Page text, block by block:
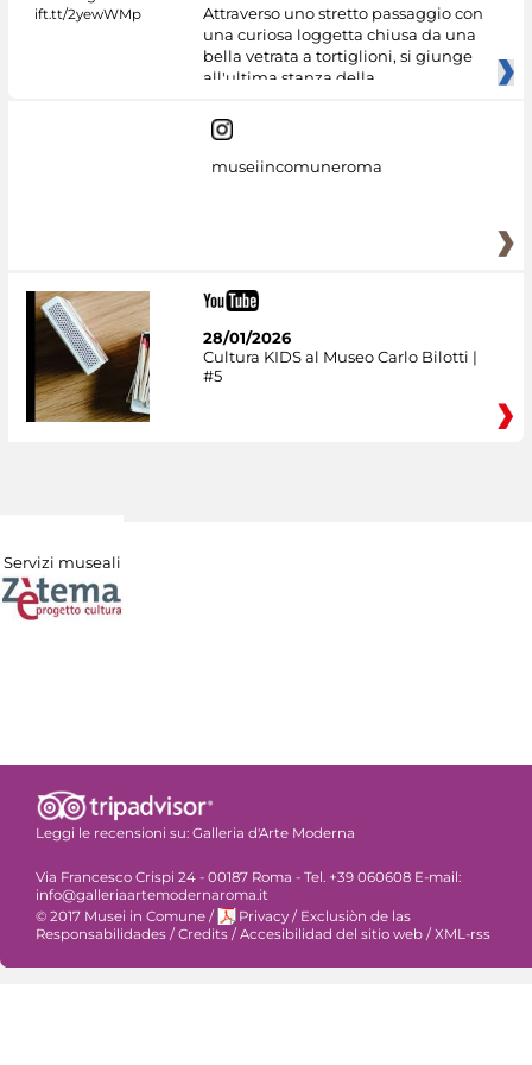
Attraverso uno stretto passaggio con
una curiosa loggetta chiusa da una
bella vetrata a tortiglioni, si giunge
all'ultima stanza della
museiincomuneroma
28/01/2026
Cultura KIDS al Museo Carlo Bilotti |
#5
Servizi museali
Leggi le recensioni su: Galleria d'Arte Moderna
Via Francesco Crispi 24 - 00187 Roma - Tel. +39 060608 E-mail:
info@galleriaartemodernaroma.it
© 2017 Musei in Comune / Privacy / Exclusiòn de las
Responsabilidades / Credits / Accesibilidad del sitio web / XML-rss